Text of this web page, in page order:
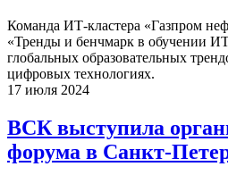
Команда ИТ-кластера «Газпром
«Тренды и бенчмарк в обучении
глобальных образовательных
цифровых технологиях.
17 июля 2024
ВСК выступила
форума в Санкт-